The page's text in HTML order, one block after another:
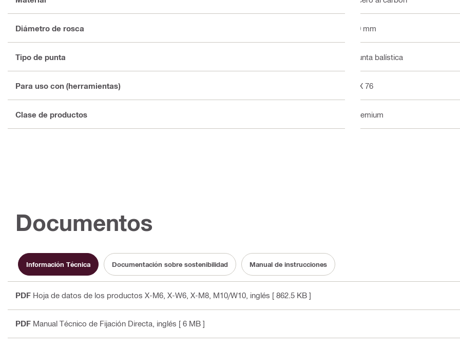
Diámetro de rosca 10 mm
Tipo de punta Punta balística
Para uso con (herramientas) DX 76
Clase de productos Premium
Documentos
Información Técnica Documentación sobre sostenibilidad Manual de instrucciones
PDF Hoja de datos de los productos X-M6, X-W6, X-M8, M10/W10 , inglés [ 862.5 KB ]
PDF Manual Técnico de Fijación Directa , inglés [ 6 MB ]